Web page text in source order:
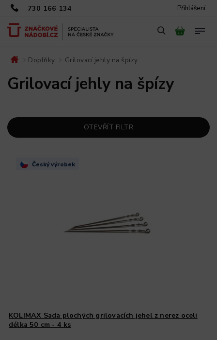
730 166 134 Přihlášení
Doplňky Grilovací jehly na špízy
Grilovací jehly na špízy
OTEVŘÍT FILTR
Český výrobek
KOLIMAX Sada plochých grilovacích jehel z nerez oceli
délka 50 cm - 4 ks